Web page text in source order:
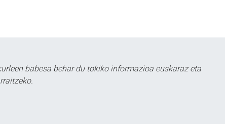
babesa behar du tokiko informazioa euskaraz eta